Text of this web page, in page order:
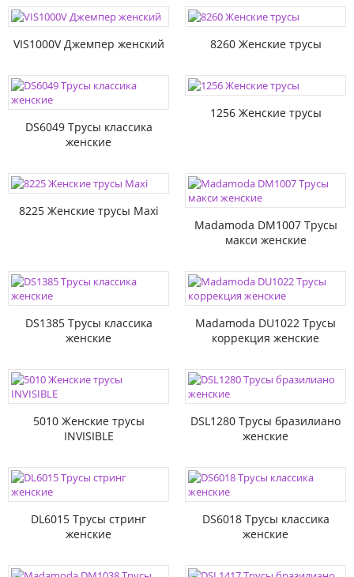
VIS1000V Джемпер женский 8260 Женские трусы
DS6049 Трусы классика
женские
1256 Женские трусы
8225 Женские трусы Maxi
Madamoda DM1007 Трусы
макси женские
DS1385 Трусы классика
женские
Madamoda DU1022 Трусы
коррекция женские
5010 Женские трусы
INVISIBLE
DSL1280 Трусы бразилиано
женские
DL6015 Трусы стринг
женские
DS6018 Трусы классика
женские